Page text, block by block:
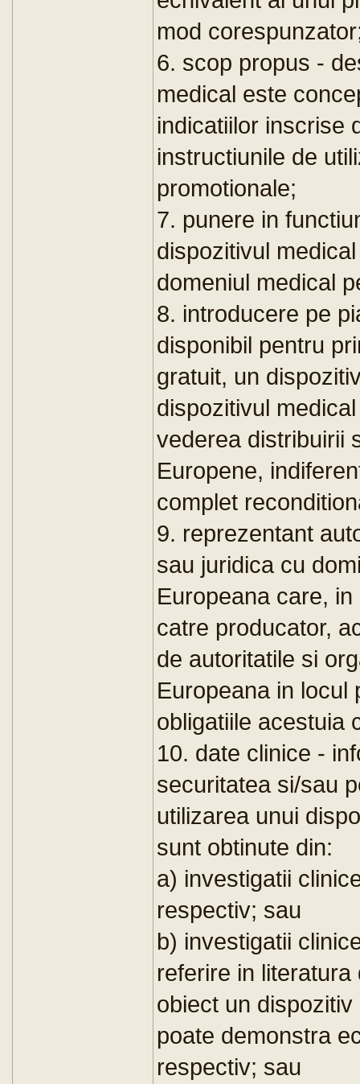
mod
6. scop propus -
medical este
indicatiilor inscrise
instructiunile de
promotionale;
7. punere in
dispozitivul
domeniul medical
8. introducere pe
disponibil pentru
gratuit, un
dispozitivul
vederea distribuirii
Europene,
complet
9. reprezentant
sau juridica cu
Europeana care,
catre producator,
de autoritatile si
Europeana in locul
obligatiile acestuia
10. date clinice -
securitatea si/sau
utilizarea unui
sunt obtinute din:
a) investigatii
respectiv; sau
b) investigatii
referire in
obiect un
poate demonstra
respectiv; sau